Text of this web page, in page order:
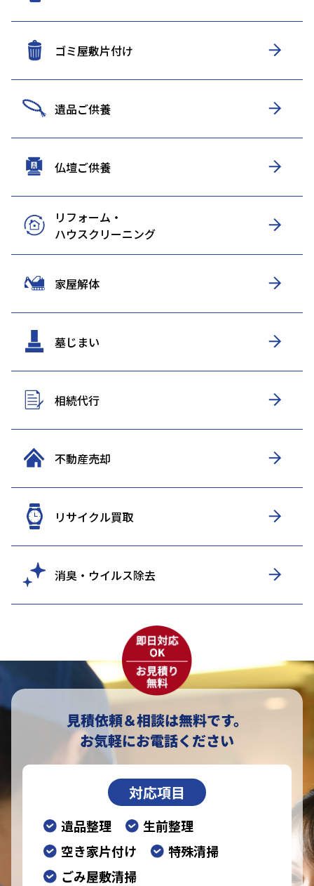
ゴミ屋敷片付け
遺品ご供養
仏壇ご供養
リフォーム・
ハウスクリーニング
家屋解体
墓じまい
相続代行
不動産売却
リサイクル買取
消臭・ウイルス除去
見積依頼＆相談は無料です。
お気軽にお電話ください
対応項目
遺品整理
生前整理
空き家片付け
特殊清掃
ごみ屋敷清掃